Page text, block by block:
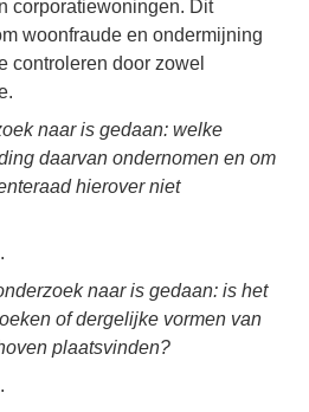
corporatiewoningen. Dit
woonfraude en ondermijning
controleren door zowel
naar is gedaan: welke
daarvan ondernomen en om
hierover niet
naar is gedaan: is het
of dergelijke vormen van
plaatsvinden?